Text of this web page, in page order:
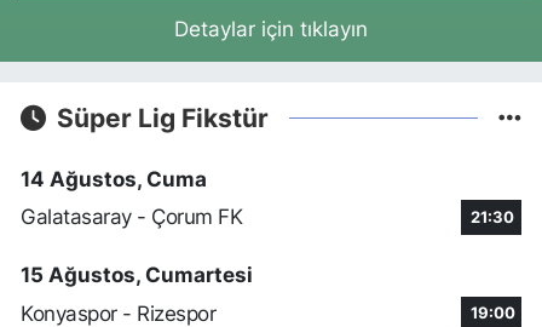
Detaylar için tıklayın
Süper Lig Fikstür
14 Ağustos, Cuma
Galatasaray - Çorum FK
21:30
15 Ağustos, Cumartesi
Konyaspor - Rizespor
19:00